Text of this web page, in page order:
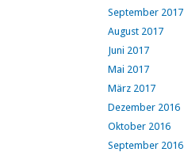
September 2017
August 2017
Juni 2017
Mai 2017
März 2017
Dezember 2016
Oktober 2016
September 2016